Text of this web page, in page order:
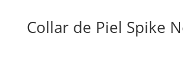
Collar de Piel Spike